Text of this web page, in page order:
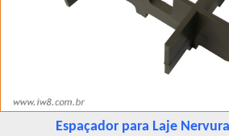
Espaçador para Laje